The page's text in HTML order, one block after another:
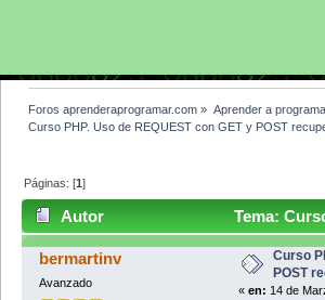
Foros aprenderaprogramar.com » Aprender a
Curso PHP. Uso de REQUEST con GET y POST
Páginas: [1]
Autor
Tema:
CU00835E (Leído 3771 veces)
bermartinv
Avanzado
Curso
POST
« en: 14 de